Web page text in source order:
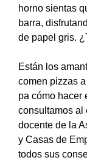
horno sientas
barra,
de papel gris.
Están los
comen pizzas
pa cómo hacer
consultamos al
docente de la
y Casas de
todos sus